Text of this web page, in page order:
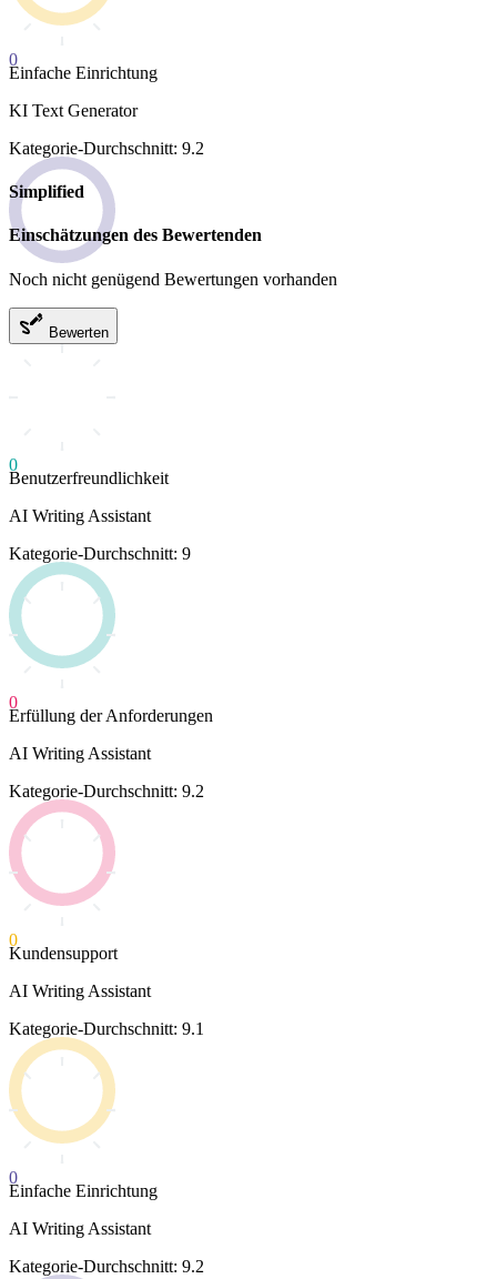
0
Einfache Einrichtung
KI Text Generator
Kategorie-Durchschnitt: 9.2
Simplified
Einschätzungen des Bewertenden
Noch nicht genügend Bewertungen vorhanden
Bewerten
0
Benutzerfreundlichkeit
AI Writing Assistant
Kategorie-Durchschnitt: 9
0
Erfüllung der Anforderungen
AI Writing Assistant
Kategorie-Durchschnitt: 9.2
0
Kundensupport
AI Writing Assistant
Kategorie-Durchschnitt: 9.1
0
Einfache Einrichtung
AI Writing Assistant
Kategorie-Durchschnitt: 9.2